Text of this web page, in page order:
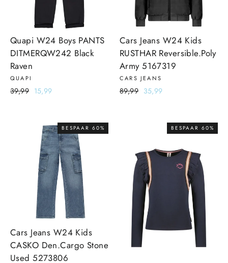
Quapi W24 Boys PANTS
DITMERQW242 Black
Raven
QUAPI
Normale
39,99 Sale
15,99
Cars Jeans W24 Kids
RUSTHAR Reversible.Poly
Army 5167319
CARS JEANS
Normale
89,99 Sale
35,99
BESPAAR 60%
Cars Jeans W24 Kids
CASKO Den.Cargo Stone
Used 5273806
BESPAAR 60%